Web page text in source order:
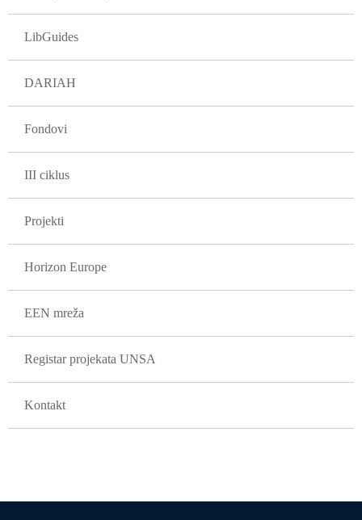
LibGuides
DARIAH
Fondovi
III ciklus
Projekti
Horizon Europe
EEN mreža
Registar projekata UNSA
Kontakt